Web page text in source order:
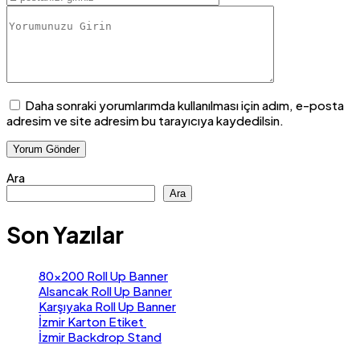
Daha sonraki yorumlarımda kullanılması için adım, e-posta
adresim ve site adresim bu tarayıcıya kaydedilsin.
Ara
Ara
Son Yazılar
80×200 Roll Up Banner
Alsancak Roll Up Banner
Karşıyaka Roll Up Banner
İzmir Karton Etiket
İzmir Backdrop Stand